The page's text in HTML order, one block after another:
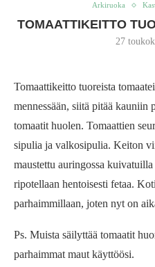
Arkiruoka
TOMAATTIKEITTO
27
Tomaattikeitto tuoreista
mennessään, siitä pitää kauniin
tomaatit huolen. Tomaattien
sipulia ja valkosipulia. Keiton
maustettu auringossa
ripotellaan hentoisesti fetaa.
parhaimmillaan, joten nyt on
Ps. Muista säilyttää tomaatit
parhaimmat maut käyttöösi.